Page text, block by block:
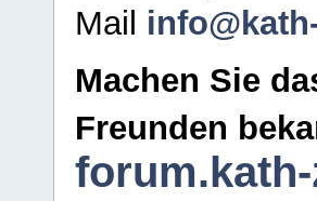
Mail
Machen Sie
Freunden